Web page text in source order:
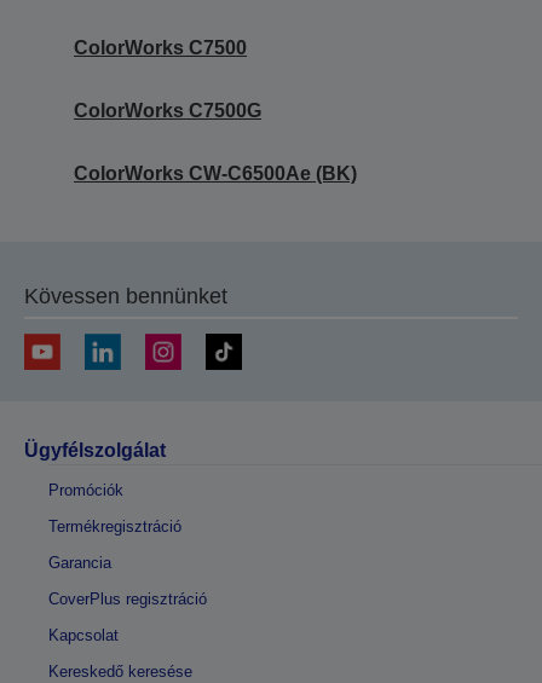
ColorWorks C7500
ColorWorks C7500G
ColorWorks CW-C6500Ae (BK)
Kövessen bennünket
Ügyfélszolgálat
Promóciók
Termékregisztráció
Garancia
CoverPlus regisztráció
Kapcsolat
Kereskedő keresése